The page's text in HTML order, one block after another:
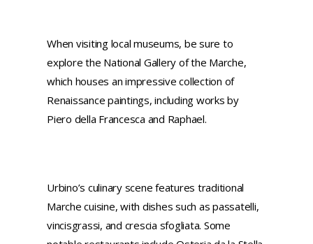
When visiting local museums, be sure to
explore the National Gallery of the Marche,
which houses an impressive collection of
Renaissance paintings, including works by
Piero della Francesca and Raphael.
Urbino’s culinary scene features traditional
Marche cuisine, with dishes such as passatelli,
vincisgrassi, and crescia sfogliata. Some